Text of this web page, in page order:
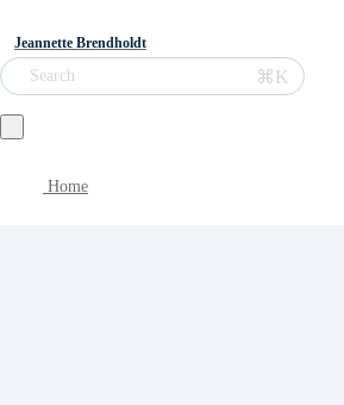
Jeannette Brendholdt
Search ⌘K
Home